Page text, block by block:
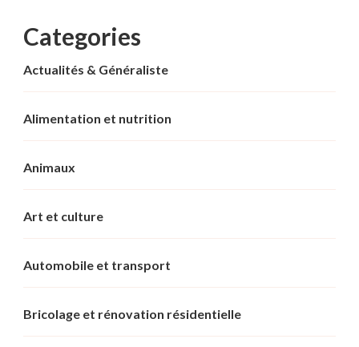
Categories
Actualités & Généraliste
Alimentation et nutrition
Animaux
Art et culture
Automobile et transport
Bricolage et rénovation résidentielle